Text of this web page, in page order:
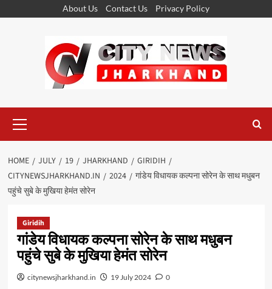
About Us Contact Us Privacy Policy
Menu
HOME JULY 19 JHARKHAND
GIRIDIH
CITYNEWSJHARKHAND.IN
2024
गांडेय विधायक कल्पना सोरेन के साथ मधुबन
पहुंचे सुबे के मुखिया हेमंत सोरेन
Giridih
गांडेय विधायक कल्पना सोरेन के साथ मधुबन
पहुंचे सुबे के मुखिया हेमंत सोरेन
citynewsjharkhand.in 19 July 2024 0